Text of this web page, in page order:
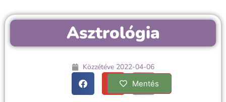
Asztrológia
Közzétéve 2022-04-06
Mentés